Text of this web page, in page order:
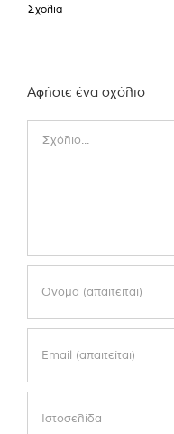
Σχόλια
Αφήστε ένα σχόλιο